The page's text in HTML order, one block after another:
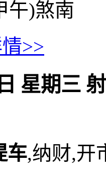
午)煞南
>>
星期三
车,纳财,开